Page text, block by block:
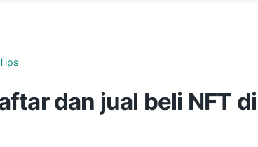
dan jual beli NFT di